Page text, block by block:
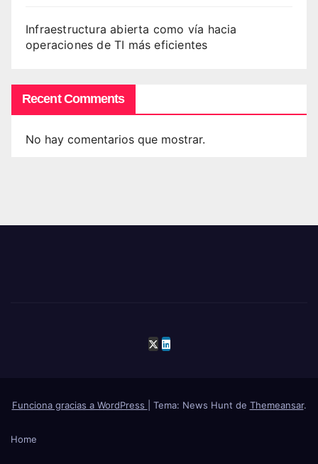
Infraestructura abierta como vía hacia
operaciones de TI más eficientes
Recent Comments
No hay comentarios que mostrar.
Funciona gracias a WordPress Tema: News Hunt de Themeansar.
Home